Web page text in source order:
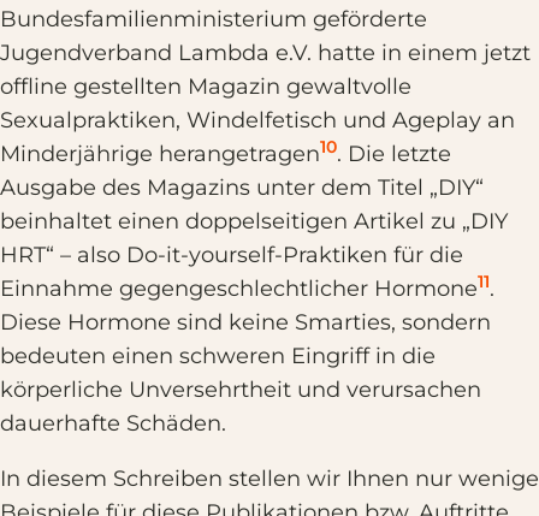
Bundesfamilienministerium geförderte
Jugendverband Lambda e.V. hatte in einem jetzt
offline gestellten Magazin gewaltvolle
Sexualpraktiken, Windelfetisch und Ageplay an
Minderjährige herangetragen10. Die letzte
Ausgabe des Magazins unter dem Titel „DIY“
beinhaltet einen doppelseitigen Artikel zu „DIY
HRT“ – also Do-it-yourself-Praktiken für die
Einnahme gegengeschlechtlicher Hormone11.
Diese Hormone sind keine Smarties, sondern
bedeuten einen schweren Eingriff in die
körperliche Unversehrtheit und verursachen
dauerhafte Schäden.
In diesem Schreiben stellen wir Ihnen nur wenige